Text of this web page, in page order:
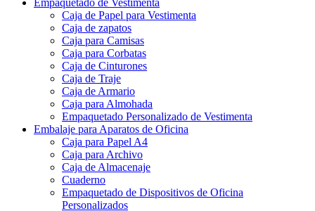
Empaquetado de Vestimenta
Caja de Papel para Vestimenta
Caja de zapatos
Caja para Camisas
Caja para Corbatas
Caja de Cinturones
Caja de Traje
Caja de Armario
Caja para Almohada
Empaquetado Personalizado de Vestimenta
Embalaje para Aparatos de Oficina
Caja para Papel A4
Caja para Archivo
Caja de Almacenaje
Cuaderno
Empaquetado de Dispositivos de Oficina
Personalizados